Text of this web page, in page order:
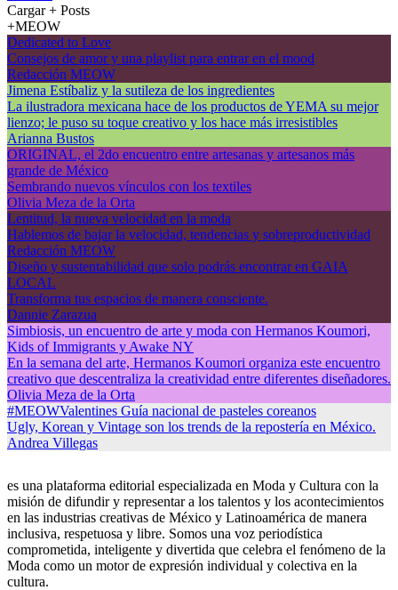
Cargar + Posts
+MEOW
Dedicated to Love
Consejos de amor y una playlist para entrar en el mood
Redacción MEOW
Jimena Estíbaliz y la sutileza de los ingredientes
La ilustradora mexicana hace de los productos de YEMA su mejor
lienzo; le puso su toque creativo y los hace más irresistibles
Arianna Bustos
ORIGINAL, el 2do encuentro entre artesanas y artesanos más
grande de México
Sembrando nuevos vínculos con los textiles
Olivia Meza de la Orta
Lentitud, la nueva velocidad en la moda
Hablemos de bajar la velocidad, tendencias y sobreproductividad
Redacción MEOW
Diseño y sustentabilidad que solo podrás encontrar en GAIA
LOCAL
Transforma tus espacios de manera consciente.
Dannie Zarazua
Simbiosis, un encuentro de arte y moda con Hermanos Koumori,
Kids of Immigrants y Awake NY
En la semana del arte, Hermanos Koumori organiza este encuentro
creativo que descentraliza la creatividad entre diferentes diseñadores.
Olivia Meza de la Orta
#MEOWValentines Guía nacional de pasteles coreanos
Ugly, Korean y Vintage son los trends de la repostería en México.
Andrea Villegas
es una plataforma editorial especializada en Moda y Cultura con la
misión de difundir y representar a los talentos y los acontecimientos
en las industrias creativas de México y Latinoamérica de manera
inclusiva, respetuosa y libre. Somos una voz periodística
comprometida, inteligente y divertida que celebra el fenómeno de la
Moda como un motor de expresión individual y colectiva en la
cultura.